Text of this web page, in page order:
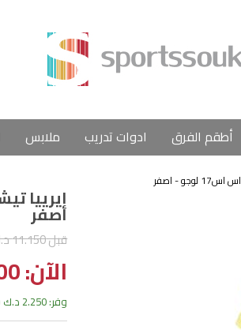
أطقم الفرق ادوات تدريب ملابس
- اصفر
اصفر
قبل 11.150 د.ك
الآن: 8.900 د.ك
وفر: 2.250 د.ك (20%)